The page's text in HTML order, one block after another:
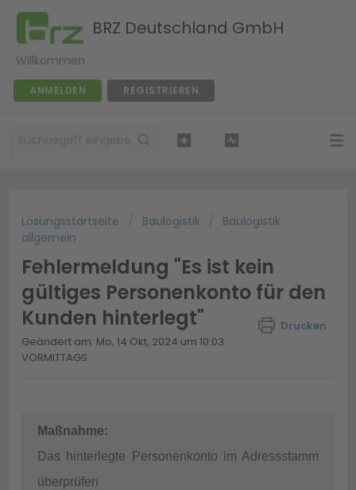
BRZ Deutschland GmbH
Willkommen
ANMELDEN REGISTRIEREN
Lösungsstartseite Baulogistik
Baulogistik
allgemein
Fehlermeldung "Es ist kein
gültiges Personenkonto für den
Kunden hinterlegt"
Drucken
Geändert am: Mo, 14 Okt, 2024 um 10:03
VORMITTAGS
Maßnahme:
Das hinterlegte Personenkonto im Adressstamm
überprüfen